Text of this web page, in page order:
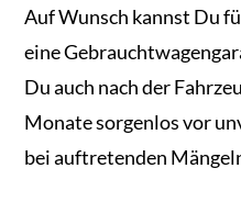
Auf Wunsch kannst Du
eine
Du auch nach der
Monate sorgenlos vor
bei auftretenden